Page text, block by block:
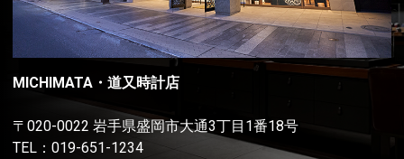
MICHIMATA・道又時計店
〒020-0022 岩手県盛岡市大通3丁目1番18号
TEL： 019-651-1234